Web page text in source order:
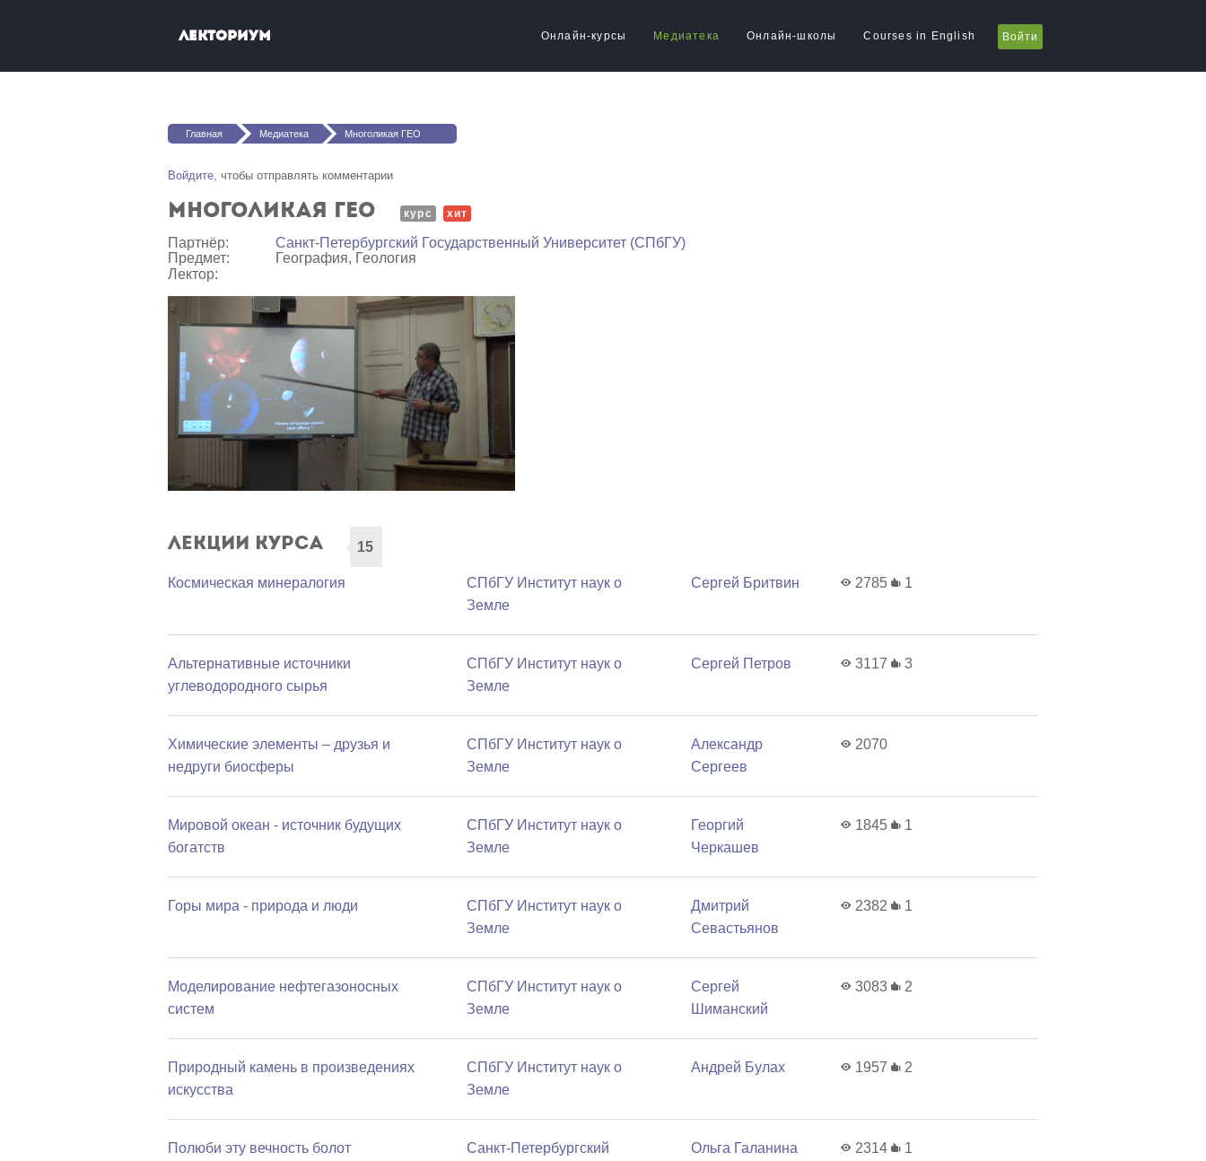
Лекториум Онлайн-курсы Медиатека Онлайн-школы Courses in English Войти
Вы здесь
Главная Медиатека Многоликая ГЕО
Войдите, чтобы отправлять комментарии
Многоликая ГЕО курс хит
Партнёр:
Санкт-Петербургский Государственный Университет (СПбГУ)
Предмет:
География, Геология
Лектор:
Лекции курса 15
Космическая минералогия
СПбГУ Институт наук о
Земле
Сергей Бритвин 2785 1
Альтернативные источники
углеводородного сырья
СПбГУ Институт наук о
Земле
Сергей Петров 3117 3
Химические элементы – друзья и
недруги биосферы
СПбГУ Институт наук о
Земле
Александр
Сергеев
2070
Мировой океан - источник будущих
богатств
СПбГУ Институт наук о
Земле
Георгий
Черкашев
1845 1
Горы мира - природа и люди
СПбГУ Институт наук о
Земле
Дмитрий
Севастьянов
2382 1
Моделирование нефтегазоносных
систем
СПбГУ Институт наук о
Земле
Сергей
Шиманский
3083 2
Природный камень в произведениях
искусства
СПбГУ Институт наук о
Земле
Андрей Булах 1957 2
Полюби эту вечность болот
Санкт-Петербургский
Ольга Галанина 2314 1